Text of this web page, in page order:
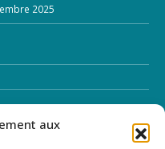
aux
2025